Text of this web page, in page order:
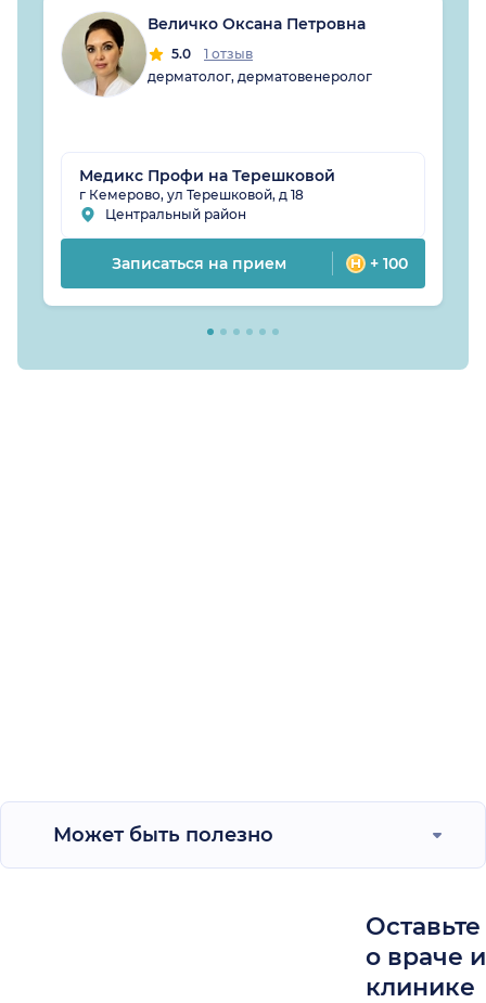
Величко Оксана Петровна
5.0
1 отзыв
дерматолог, дерматовенеролог
Медикс Профи на Терешковой
г Кемерово, ул Терешковой, д 18
Центральный район
Записаться на прием + 100
Может быть полезно
о враче
клинике